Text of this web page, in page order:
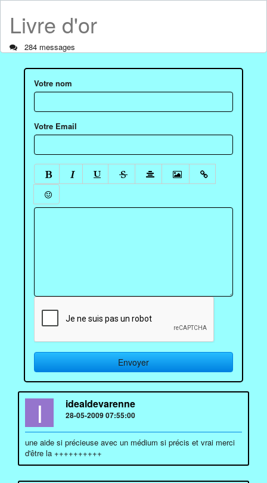
Livre d'or
284 messages
Votre nom
Votre Email
I idealdevarenne
28-05-2009 07:55:00
une aide si précieuse avec un médium si précis et vrai merci
d'être la ++++++++++